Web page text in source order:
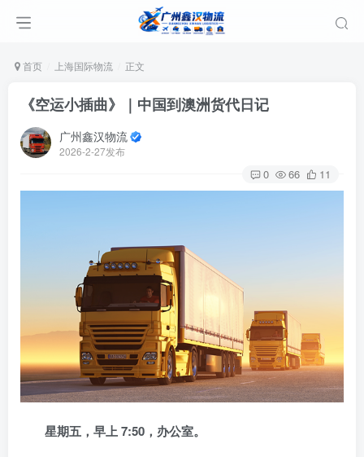
首页 上海国际物流 正文
《空运小插曲》｜中国到澳洲货代日记
广州鑫汉物流
2026-2-27发布
0 66 11
星期五，早上 7:50，办公室。